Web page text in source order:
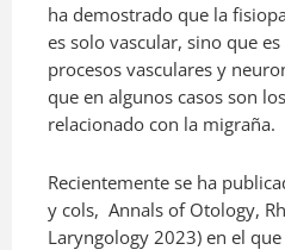
ha demostrado que la
es solo vascular, sino que
procesos vasculares y
que en algunos casos son
relacionado con la migraña.
Recientemente se ha
y cols, Annals of Otology,
Laryngology 2023) en el